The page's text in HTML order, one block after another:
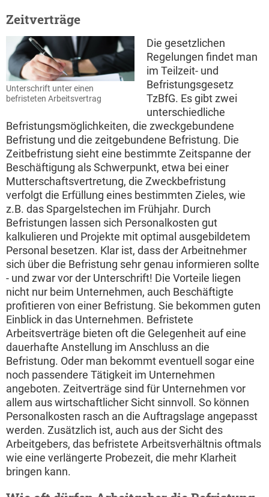
Zeitverträge
Unterschrift unter einen
befristeten Arbeitsvertrag
Die gesetzlichen
Regelungen findet man
im Teilzeit- und
Befristungsgesetz
TzBfG. Es gibt zwei
unterschiedliche
Befristungsmöglichkeiten, die zweckgebundene
Befristung und die zeitgebundene Befristung. Die
Zeitbefristung sieht eine bestimmte Zeitspanne der
Beschäftigung als Schwerpunkt, etwa bei einer
Mutterschaftsvertretung, die Zweckbefristung
verfolgt die Erfüllung eines bestimmten Zieles, wie
z.B. das Spargelstechen im Frühjahr. Durch
Befristungen lassen sich Personalkosten gut
kalkulieren und Projekte mit optimal ausgebildetem
Personal besetzen. Klar ist, dass der Arbeitnehmer
sich über die Befristung sehr genau informieren sollte
- und zwar vor der Unterschrift! Die Vorteile liegen
nicht nur beim Unternehmen, auch Beschäftigte
profitieren von einer Befristung. Sie bekommen guten
Einblick in das Unternehmen. Befristete
Arbeitsverträge bieten oft die Gelegenheit auf eine
dauerhafte Anstellung im Anschluss an die
Befristung. Oder man bekommt eventuell sogar eine
noch passendere Tätigkeit im Unternehmen
angeboten. Zeitverträge sind für Unternehmen vor
allem aus wirtschaftlicher Sicht sinnvoll. So können
Personalkosten rasch an die Auftragslage angepasst
werden. Zusätzlich ist, auch aus der Sicht des
Arbeitgebers, das befristete Arbeitsverhältnis oftmals
wie eine verlängerte Probezeit, die mehr Klarheit
bringen kann.